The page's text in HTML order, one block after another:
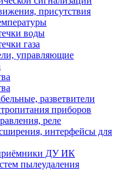
присутствия
воды
газа
управляющие
разветвители
приборов
реле
интерфейсы для
ДУ ИК
пылеудаления